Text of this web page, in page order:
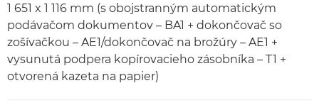
1 651 x 1 116 mm (s obojstranným automatickým
podávačom dokumentov – BA1 + dokončovač so
zošívačkou – AE1/dokončovač na brožúry – AE1 +
vysunutá podpera kopírovacieho zásobníka – T1 +
otvorená kazeta na papier)